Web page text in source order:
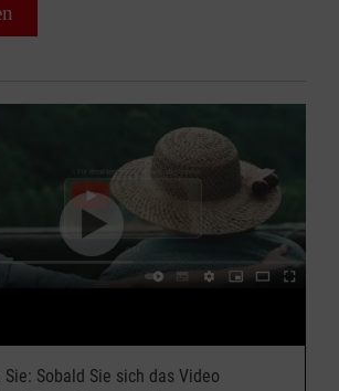
Sobald Sie sich das Video